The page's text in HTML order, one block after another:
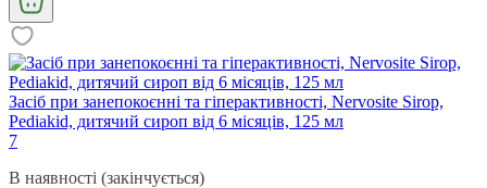
Засіб при занепокоєнні та гіперактивності, Nervosite Sirop,
Pediakid, дитячий сироп від 6 місяців, 125 мл
7
В наявності (закінчується)